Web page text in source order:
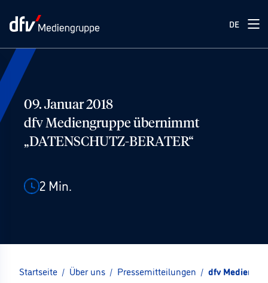
DE
09. Januar 2018
dfv Mediengruppe übernimmt
„DATENSCHUTZ-BERATER“
2 Min.
Startseite / Über uns / Pressemitteilungen / dfv